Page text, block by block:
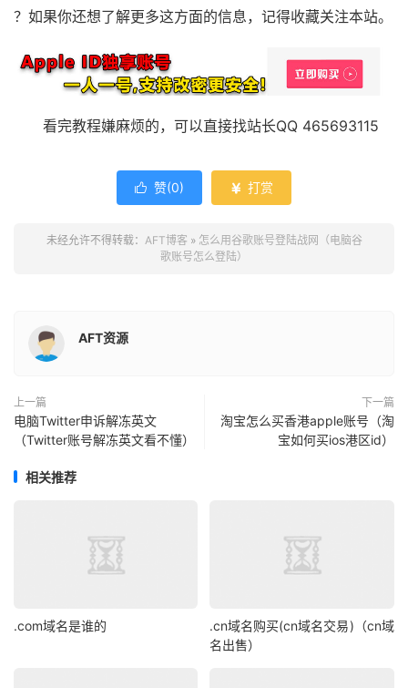
？如果你还想了解更多这方面的信息，记得收藏关注本站。
看完教程嫌麻烦的，可以直接找站长QQ 465693115
 赞(0)  打赏
未经允许不得转载： AFT博客 » 怎么用谷歌账号登陆战网（电脑谷
歌账号怎么登陆）
AFT资源
上一篇
电脑Twitter申诉解冻英文
（Twitter账号解冻英文看不懂）
下一篇
淘宝怎么买香港apple账号（淘
宝如何买ios港区id）
相关推荐
.com域名是谁的
.cn域名购买(cn域名交易)（cn域
名出售）